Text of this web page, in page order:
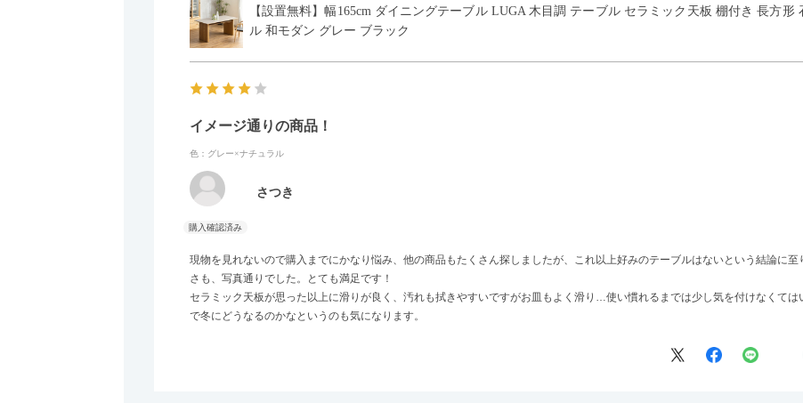
【設置無料】幅165cm ダイニングテーブル LUGA 木目調 テーブル セラミック天板 棚付き 長方
ル 和モダン グレー ブラック
イメージ通りの商品！
色：グレー×ナチュラル
さつき
現物を見れないので購入までにかなり悩み、他の商品もたくさん探しましたが、これ以上好みのテーブルはないという結論に
さも、写真通りでした。とても満足です！
セラミック天板が思った以上に滑りが良く、汚れも拭きやすいですがお皿もよく滑り…使い慣れるまでは少し気を付けなくて
で冬にどうなるのかなというのも気になります。